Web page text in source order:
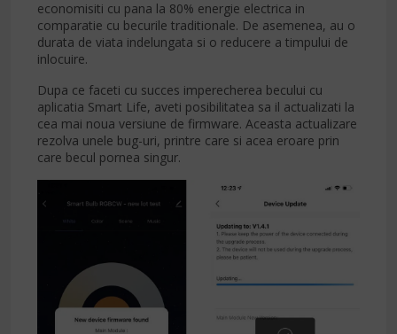
economisiti cu pana la 80% energie electrica in
comparatie cu becurile traditionale. De asemenea, au o
durata de viata indelungata si o reducere a timpului de
inlocuire.
Dupa ce faceti cu succes imperecherea becului cu
aplicatia Smart Life, aveti posibilitatea sa il actualizati la
cea mai noua versiune de firmware. Aceasta actualizare
rezolva unele bug-uri, printre care si acea eroare prin
care becul pornea singur.